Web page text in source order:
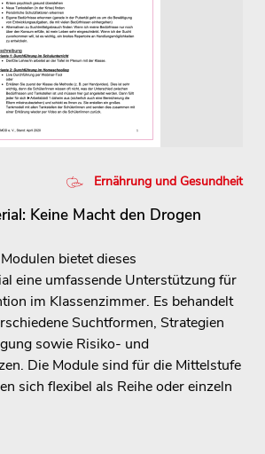
Ernährung und Gesundheit
Keine Macht den Drogen
bietet dieses
eine umfassende Unterstützung für
im Klassenzimmer. Es behandelt
Suchtformen, Strategien
sowie Risiko- und
Die Module sind für die Mittelstufe
sich flexibel als Reihe oder einzeln